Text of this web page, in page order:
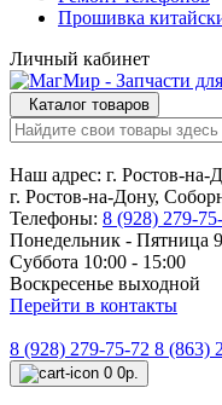
Прошивка
Личный кабинет
Каталог товаров
Наш адрес: г. Ростов-
г. Ростов-на-Дону,
Телефоны: 8 (928) 279-
Понедельник - Пятница
Суббота 10:00 - 15:00
Воскресенье выходной
Перейти в контакты
8 (928) 279-75-72 8 (863)
0 0р.